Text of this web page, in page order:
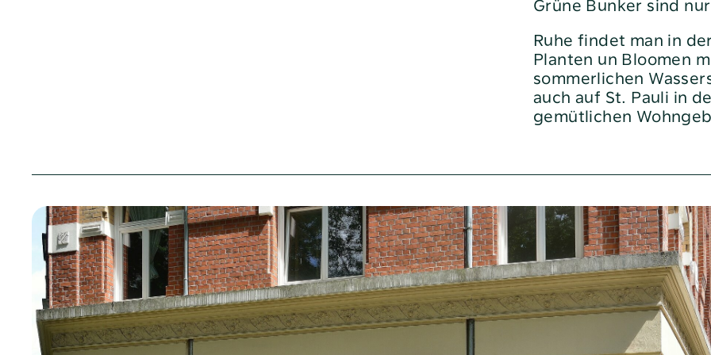
Heizen und Energie sparen
Nachbarn helfen
Sie möchten sich beschweren?
Soziale Beratung
Veränderungen beim
Kurzporträt
Genossenschaftsorgane
Vertreterversammlung
altoba Natur
Nachhaltigkeitsbericht
Stellenangebote
Ausbildung
Praktikum
„bei uns“
Geschäftsberichte
Neuigkeiten
noa4
Grüne Bunker sind
Ruhe findet man in
Planten un Bloomen
sommerlichen
auch auf St. Pauli in
gemütlichen